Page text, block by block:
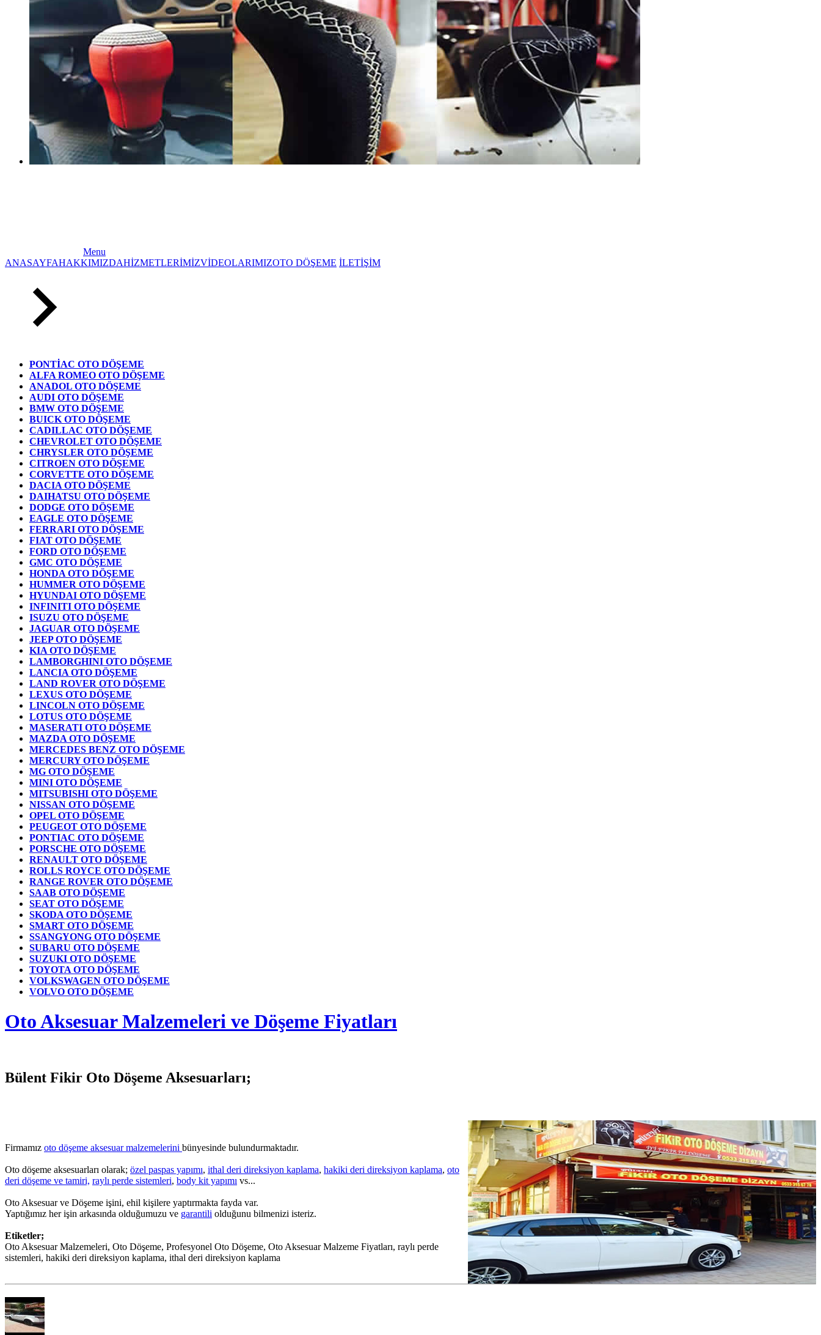
Menu
ANASAYFAHAKKIMIZDAHİZMETLERİMİZVİDEOLARIMIZOTO DÖŞEME İLETİŞİM
PONTİAC OTO DÖŞEME
ALFA ROMEO OTO DÖŞEME
ANADOL OTO DÖŞEME
AUDI OTO DÖŞEME
BMW OTO DÖŞEME
BUICK OTO DÖŞEME
CADILLAC OTO DÖŞEME
CHEVROLET OTO DÖŞEME
CHRYSLER OTO DÖŞEME
CITROEN OTO DÖŞEME
CORVETTE OTO DÖŞEME
DACIA OTO DÖŞEME
DAIHATSU OTO DÖŞEME
DODGE OTO DÖŞEME
EAGLE OTO DÖŞEME
FERRARI OTO DÖŞEME
FIAT OTO DÖŞEME
FORD OTO DÖŞEME
GMC OTO DÖŞEME
HONDA OTO DÖŞEME
HUMMER OTO DÖŞEME
HYUNDAI OTO DÖŞEME
INFINITI OTO DÖŞEME
ISUZU OTO DÖŞEME
JAGUAR OTO DÖŞEME
JEEP OTO DÖŞEME
KIA OTO DÖŞEME
LAMBORGHINI OTO DÖŞEME
LANCIA OTO DÖŞEME
LAND ROVER OTO DÖŞEME
LEXUS OTO DÖŞEME
LINCOLN OTO DÖŞEME
LOTUS OTO DÖŞEME
MASERATI OTO DÖŞEME
MAZDA OTO DÖŞEME
MERCEDES BENZ OTO DÖŞEME
MERCURY OTO DÖŞEME
MG OTO DÖŞEME
MINI OTO DÖŞEME
MITSUBISHI OTO DÖŞEME
NISSAN OTO DÖŞEME
OPEL OTO DÖŞEME
PEUGEOT OTO DÖŞEME
PONTIAC OTO DÖŞEME
PORSCHE OTO DÖŞEME
RENAULT OTO DÖŞEME
ROLLS ROYCE OTO DÖŞEME
RANGE ROVER OTO DÖŞEME
SAAB OTO DÖŞEME
SEAT OTO DÖŞEME
SKODA OTO DÖŞEME
SMART OTO DÖŞEME
SSANGYONG OTO DÖŞEME
SUBARU OTO DÖŞEME
SUZUKI OTO DÖŞEME
TOYOTA OTO DÖŞEME
VOLKSWAGEN OTO DÖŞEME
VOLVO OTO DÖŞEME
Oto Aksesuar Malzemeleri ve Döşeme Fiyatları
Bülent Fikir Oto Döşeme Aksesuarları;
Firmamız oto döşeme aksesuar malzemelerini bünyesinde bulundurmaktadır.
Oto döşeme aksesuarları olarak; özel paspas yapımı, ithal deri direksiyon kaplama, hakiki deri direksiyon kaplama, oto
deri döşeme ve tamiri, raylı perde sistemleri, body kit yapımı vs...
Oto Aksesuar ve Döşeme işini, ehil kişilere yaptırmakta fayda var.
Yaptığımız her işin arkasında olduğumuzu ve garantili olduğunu bilmenizi isteriz.
Etiketler;
Oto Aksesuar Malzemeleri, Oto Döşeme, Profesyonel Oto Döşeme, Oto Aksesuar Malzeme Fiyatları, raylı perde
sistemleri, hakiki deri direksiyon kaplama, ithal deri direksiyon kaplama